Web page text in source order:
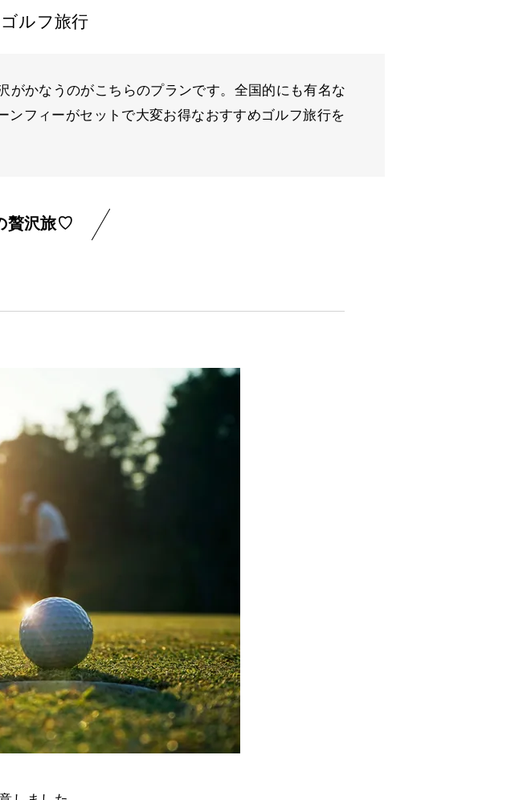
ルフ旅行
かなうのがこちらのプランです。全国的にも有名な
フィーがセットで大変お得なおすすめゴルフ旅行を
贅沢旅♡